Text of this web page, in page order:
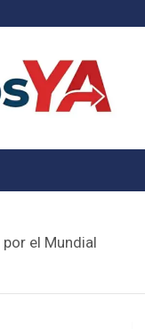
el Mundial